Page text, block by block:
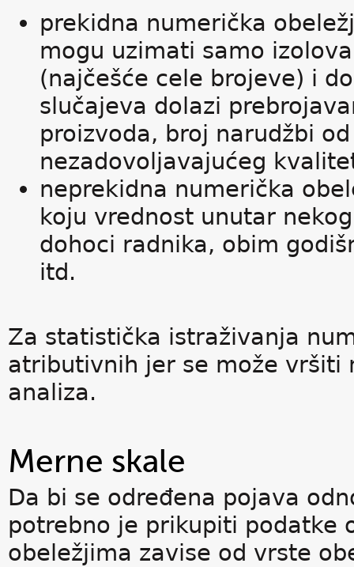
prekidna numerička
mogu uzimati samo
(najčešće cele brojeve) i
slučajeva dolazi
proizvoda, broj narudžbi
nezadovoljavajućeg
neprekidna numerička
koju vrednost unutar
dohoci radnika, obim
itd.
Za statistička istraživanja
atributivnih jer se može vršiti
analiza.
Merne skale
Da bi se određena pojava
potrebno je prikupiti podatke
obeležjima zavise od vrste